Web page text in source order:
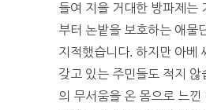
들여 지을 거대한 방파제는
부터 논밭을 보호하는 애물
지적했습니다. 하지만 아베
갖고 있는 주민들도 적지 않
의 무서움을 온 몸으로 느낀